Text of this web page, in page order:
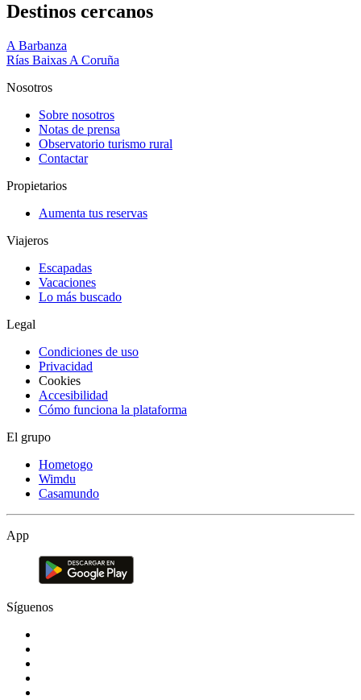
Destinos cercanos
A Barbanza
Rías Baixas A Coruña
Nosotros
Sobre nosotros
Notas de prensa
Observatorio turismo rural
Contactar
Propietarios
Aumenta tus reservas
Viajeros
Escapadas
Vacaciones
Lo más buscado
Legal
Condiciones de uso
Privacidad
Cookies
Accesibilidad
Cómo funciona la plataforma
El grupo
Hometogo
Wimdu
Casamundo
App
Síguenos